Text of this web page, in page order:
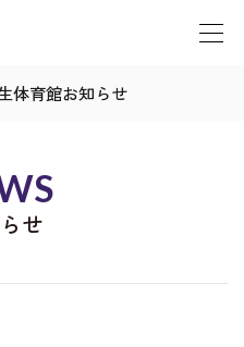
体育館お知らせ
せ